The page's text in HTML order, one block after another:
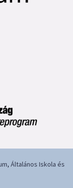
Általános Iskola és